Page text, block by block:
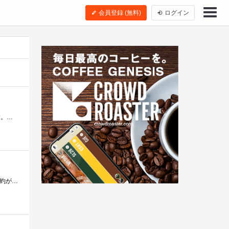
会員登録 (無料) ログイン
AM３＋のマシンを作るにあたって、ケースと電源、ドライブを流用するために中古で購入しました。送料込4500円弱です。購入時の構成は以下の通�...
CPU、ディスクを換装して、メモリ(2GB×2枚)を追加して、自宅のメール&ＷＥＢサーバにしていました。３年間の保守契約が満了したため、現在は�...